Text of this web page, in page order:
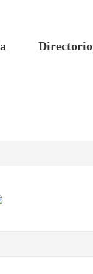
Directorio